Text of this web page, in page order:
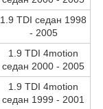
1.9 TDI седан 1998
- 2005
1.9 TDI 4motion
седан 2000 - 2005
1.9 TDI 4motion
седан 1999 - 2001